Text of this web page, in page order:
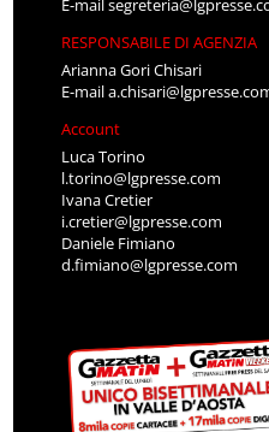
E-mail
RESPONSABILE DI AGENZIA
Arianna Gori Chisari
E-mail
Account
Luca Torino
l.torino@lgpresse.com
Ivana Cretier
i.cretier@lgpresse.com
Daniele Fimiano
d.fimiano@lgpresse.com